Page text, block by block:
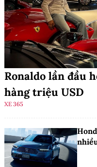
Ronaldo lần đầu
hàng triệu USD
XE 365